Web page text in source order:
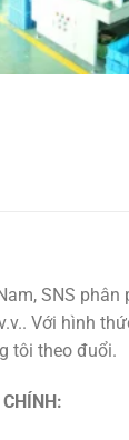
SNS
Với hình
tôi theo đuổi.